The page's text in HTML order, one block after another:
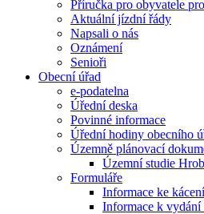
Příručka pro obyvatele
Aktuální jízdní řády
Napsali o nás
Oznámení
Senioři
Obecní úřad
e-podatelna
Úřední deska
Povinné informace
Úřední hodiny obecního
Územně plánovací
Územní studie
Formuláře
Informace ke
Informace k